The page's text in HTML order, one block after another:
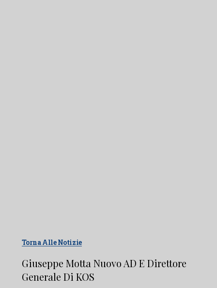
Torna Alle Notizie
Giuseppe Motta Nuovo AD E Direttore
Generale Di KOS